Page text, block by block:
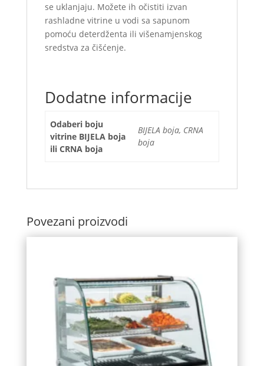
se uklanjaju. Možete ih očistiti izvan
rashladne vitrine u vodi sa sapunom
pomoću deterdženta ili višenamjenskog
sredstva za čišćenje.
Dodatne informacije
Odaberi boju
vitrine BIJELA boja
ili CRNA boja
BIJELA boja, CRNA
boja
Povezani proizvodi